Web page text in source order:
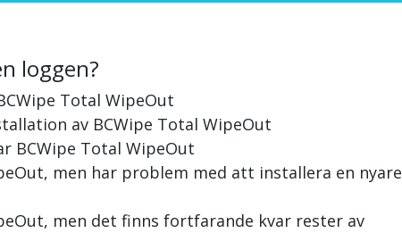
loggen?
Total WipeOut
av BCWipe Total WipeOut
BCWipe Total WipeOut
men har problem med att installera en nyare
men det finns fortfarande kvar rester av